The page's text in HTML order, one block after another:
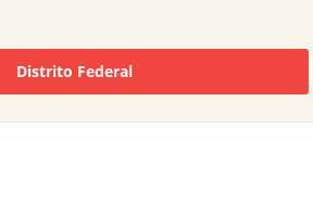
Distrito Federal